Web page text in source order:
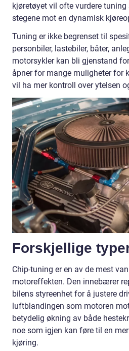
kjøretøyet vil ofte vurdere
stegene mot en dynamisk
Tuning er ikke begrenset til
personbiler, lastebiler, båter,
motorsykler kan bli gjenstand
åpner for mange muligheter for
vil ha mer kontroll over ytelsen
Forskjellige
Chip-tuning er en av de mest
motoreffekten. Den innebærer
bilens styreenhet for å justere
luftblandingen som motoren
betydelig økning av både
noe som igjen kan føre til en
kjøring.